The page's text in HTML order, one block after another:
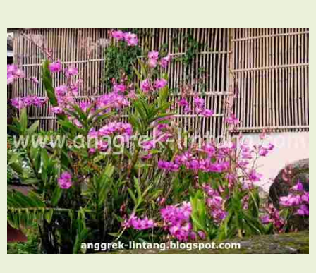
NON ORCHID
HOW TO
SHOW & EVENTS
VOTING
ABOUT US